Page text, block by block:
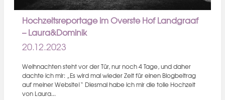
Hochzeitsreportage im Overste Hof Landgraaf
– Laura&Dominik
20.12.2023
Weihnachten steht vor der Tür, nur noch 4 Tage, und daher
dachte ich mir: „Es wird mal wieder Zeit für einen Blogbeitrag
auf meiner Website!“ Diesmal habe ich mir die tolle Hochzeit
von Laura...